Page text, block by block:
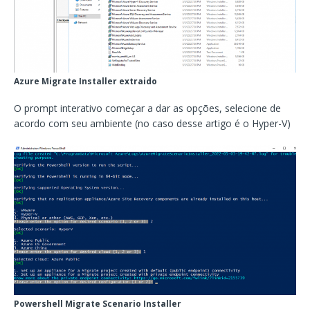
Azure Migrate Installer extraido
O prompt interativo começar a dar as opções, selecione de
acordo com seu ambiente (no caso desse artigo é o Hyper-V)
Powershell Migrate Scenario Installer